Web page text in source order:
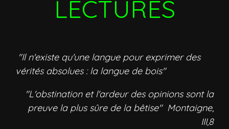
LECTURES
"Il n'existe qu'une langue pour exprimer des
vérités absolues : la langue de bois"
"L'obstination et l'ardeur des opinions sont la
preuve la plus sûre de la bêtise" Montaigne,
III,8